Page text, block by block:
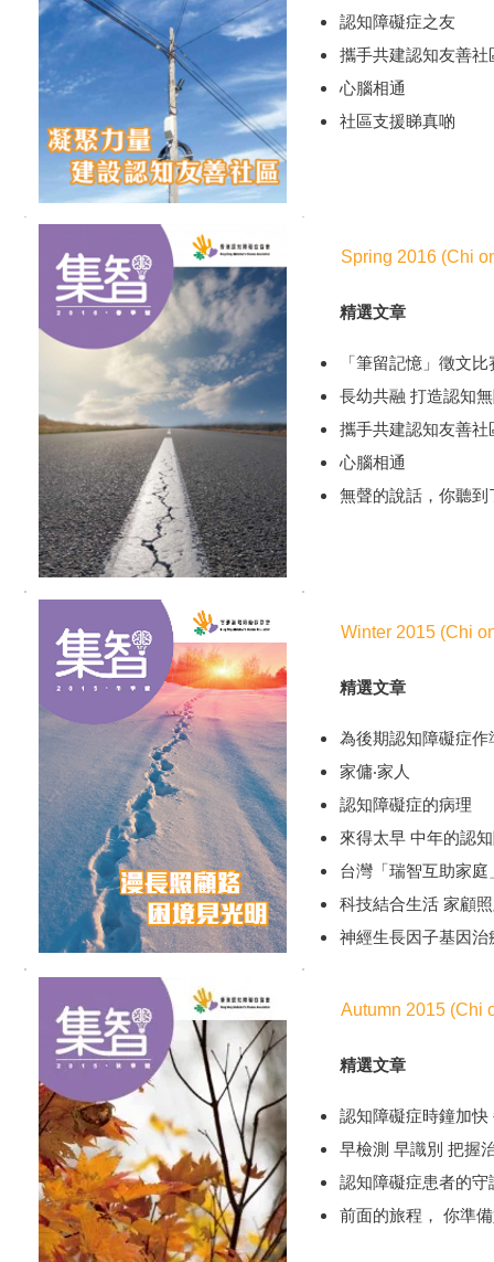
Spring 2016 (Chi
精選文章
「筆留記憶」徵文
長幼共融 打造認知
攜手共建認知友善社
心腦相通
無聲的說話，你聽到
認知障礙症之友
攜手共建認知友善社
心腦相通
社區支援睇真啲
2015年冬季號 (全
精選文章
為後期認知障礙症作
家傭‧家人
認知障礙症的病理
來得太早 中年的認
台灣「瑞智互助家
科技結合生活 家顧
神經生長因子基因
Winter 2015 (Chi
精選文章
為後期認知障礙症作
家傭‧家人
認知障礙症的病理
來得太早 中年的認
台灣「瑞智互助家
科技結合生活 家顧
神經生長因子基因
Autumn 2015 (Chi
精選文章
認知障礙症時鐘加
早檢測 早識別 把握
認知障礙症患者的守
前面的旅程， 你準